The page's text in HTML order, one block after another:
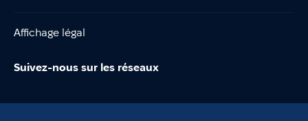
Affichage légal
Suivez-nous sur les réseaux